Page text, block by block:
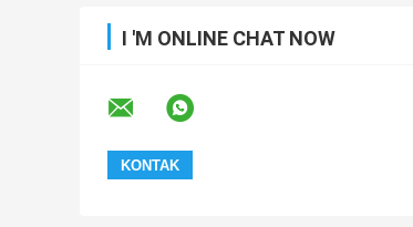
I 'M ONLINE CHAT NOW